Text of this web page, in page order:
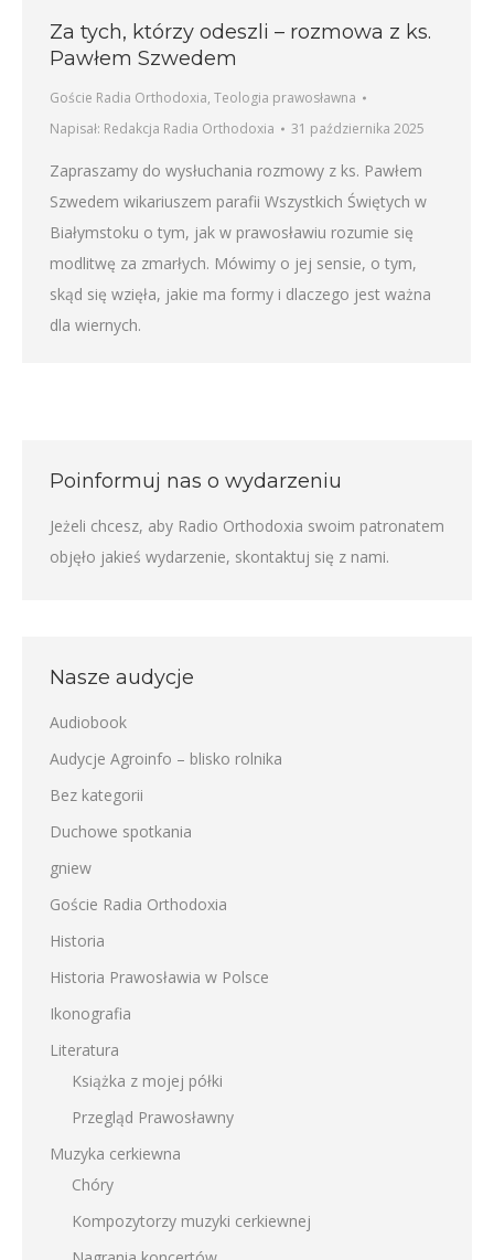
Za tych, którzy odeszli – rozmowa z ks.
Pawłem Szwedem
Goście Radia Orthodoxia, Teologia prawosławna
Napisał: Redakcja Radia Orthodoxia 31 października 2025
Zapraszamy do wysłuchania rozmowy z ks. Pawłem
Szwedem wikariuszem parafii Wszystkich Świętych w
Białymstoku o tym, jak w prawosławiu rozumie się
modlitwę za zmarłych. Mówimy o jej sensie, o tym,
skąd się wzięła, jakie ma formy i dlaczego jest ważna
dla wiernych.
Poinformuj nas o wydarzeniu
Jeżeli chcesz, aby Radio Orthodoxia swoim patronatem
objęło jakieś wydarzenie, skontaktuj się z nami.
Nasze audycje
Audiobook
Audycje Agroinfo – blisko rolnika
Bez kategorii
Duchowe spotkania
gniew
Goście Radia Orthodoxia
Historia
Historia Prawosławia w Polsce
Ikonografia
Literatura
Książka z mojej półki
Przegląd Prawosławny
Muzyka cerkiewna
Chóry
Kompozytorzy muzyki cerkiewnej